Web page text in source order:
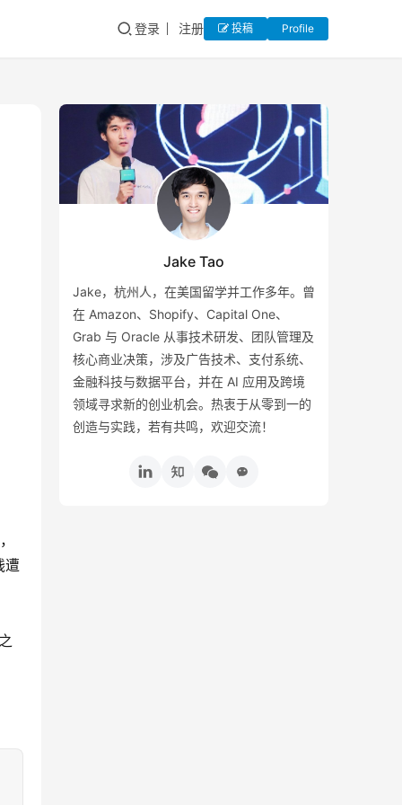
登录 注册 投稿 Profile
遭
Jake Tao
Jake，杭州人，在美国留学并工作多年。曾
在 Amazon、Shopify、Capital One、
Grab 与 Oracle 从事技术研发、团队管理及
核心商业决策，涉及广告技术、支付系统、
金融科技与数据平台，并在 AI 应用及跨境
领域寻求新的创业机会。热衷于从零到一的
创造与实践，若有共鸣，欢迎交流！